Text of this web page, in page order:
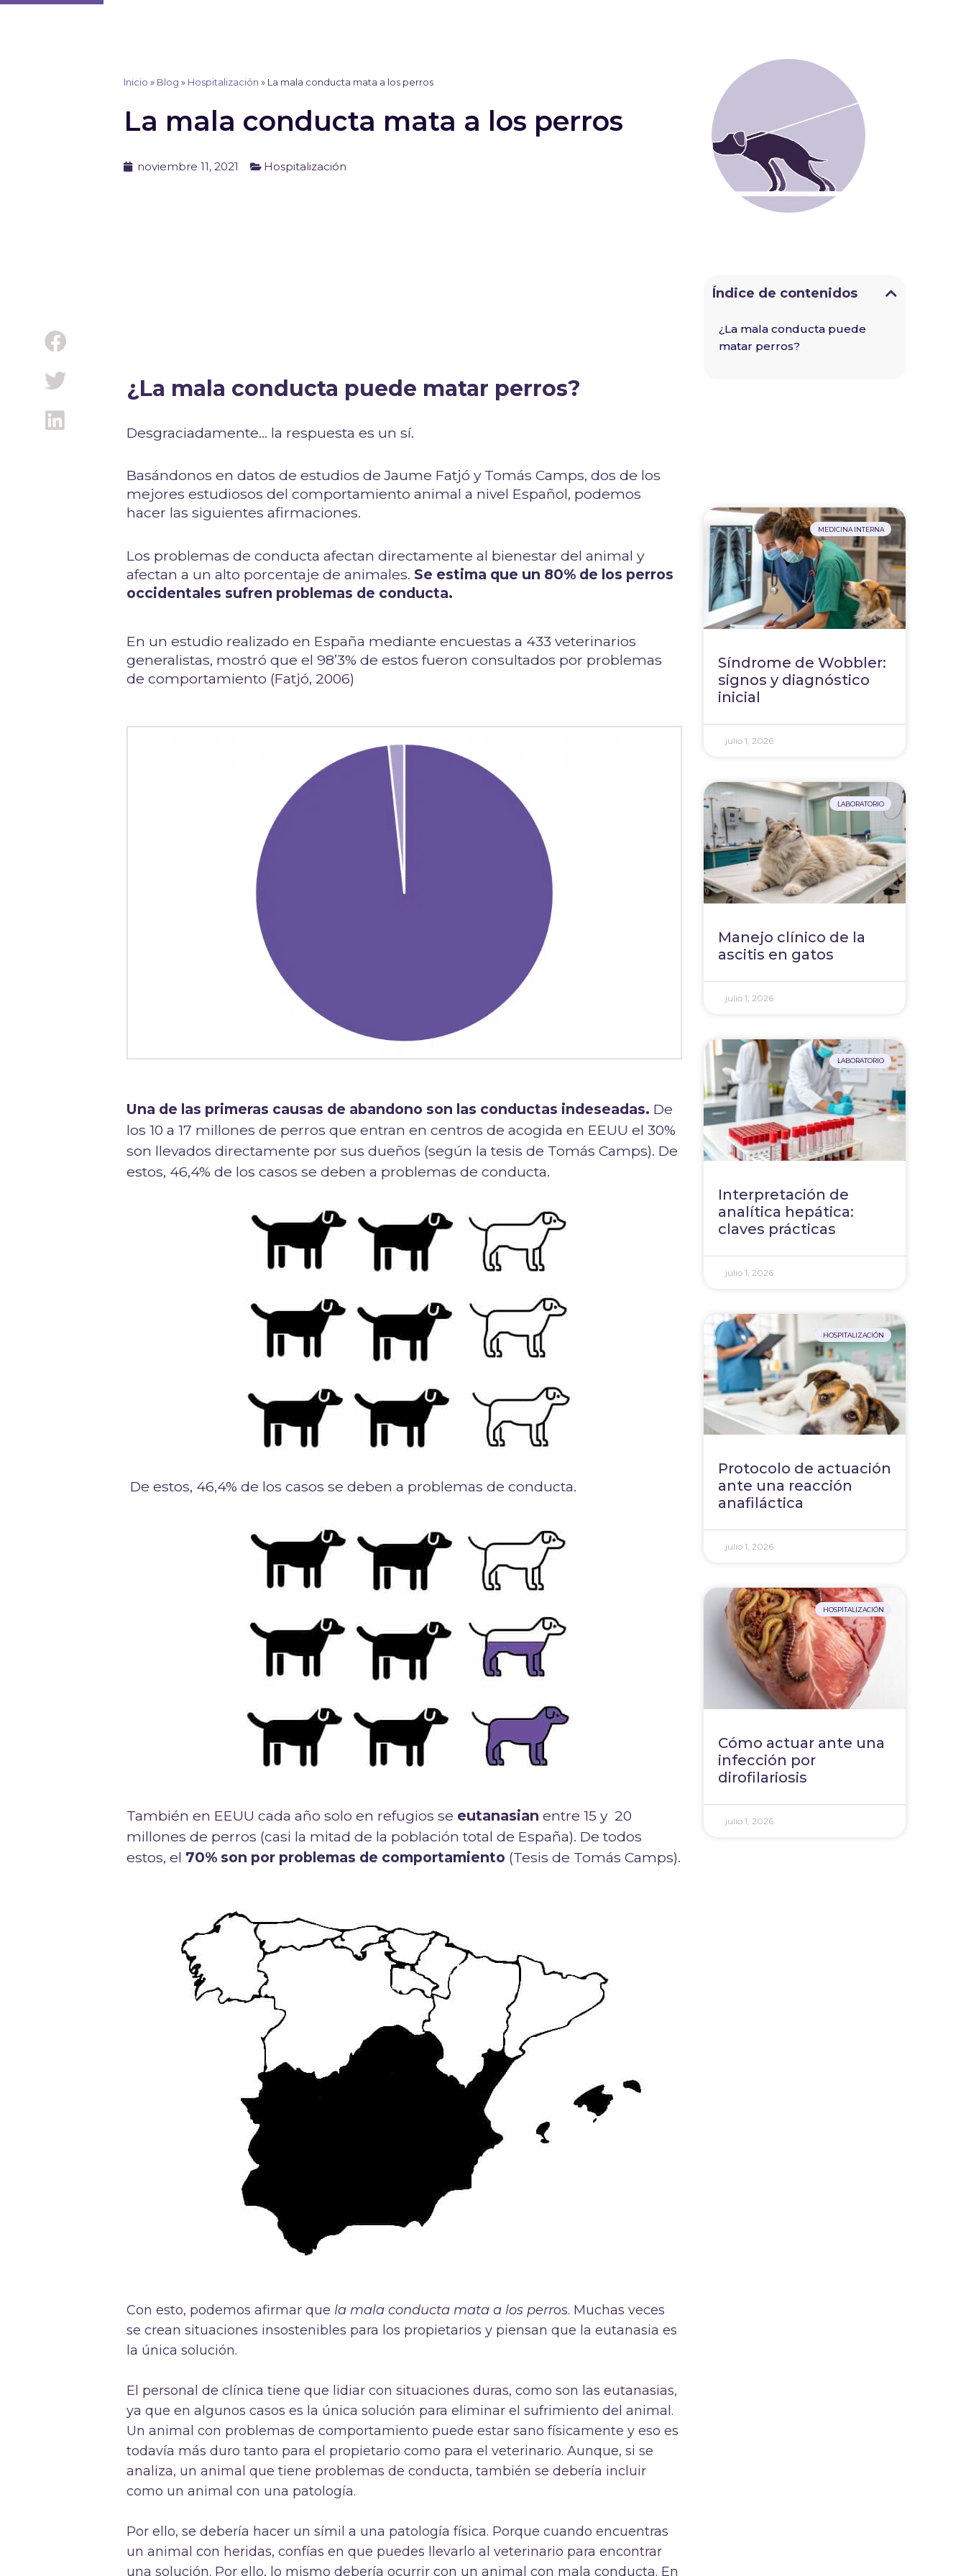
Ir
Inicio » Blog » Hospitalización » La mala conducta mata a los perros
La mala conducta mata a los perros
noviembre 11, 2021 Hospitalización
¿La mala conducta puede matar perros?
Desgraciadamente... la respuesta es un sí.
Basándonos en datos de estudios de Jaume Fatjó y Tomás Camps, dos de los
mejores estudiosos del comportamiento animal a nivel Español, podemos
hacer las siguientes afirmaciones.
Los problemas de conducta afectan directamente al bienestar del animal y
afectan a un alto porcentaje de animales. Se estima que un 80% de los perros
occidentales sufren problemas de conducta.
En un estudio realizado en España mediante encuestas a 433 veterinarios
generalistas, mostró que el 98’3% de estos fueron consultados por problemas
de comportamiento (Fatjó, 2006)
Una de las primeras causas de abandono son las conductas indeseadas. De
los 10 a 17 millones de perros que entran en centros de acogida en EEUU el 30%
son llevados directamente por sus dueños (según la tesis de Tomás Camps). De
estos, 46,4% de los casos se deben a problemas de conducta.
De estos, 46,4% de los casos se deben a problemas de conducta.
También en EEUU cada año solo en refugios se eutanasian entre 15 y 20
millones de perros (casi la mitad de la población total de España). De todos
estos, el 70% son por problemas de comportamiento (Tesis de Tomás Camps).
Con esto, podemos afirmar que la mala conducta mata a los perros. Muchas veces
se crean situaciones insostenibles para los propietarios y piensan que la eutanasia es
la única solución.
El personal de clínica tiene que lidiar con situaciones duras, como son las eutanasias,
ya que en algunos casos es la única solución para eliminar el sufrimiento del animal.
Un animal con problemas de comportamiento puede estar sano físicamente y eso es
todavía más duro tanto para el propietario como para el veterinario. Aunque, si se
analiza, un animal que tiene problemas de conducta, también se debería incluir
como un animal con una patología.
Por ello, se debería hacer un símil a una patología física. Porque cuando encuentras
un animal con heridas, confías en que puedes llevarlo al veterinario para encontrar
una solución. Por ello, lo mismo debería ocurrir con un animal con mala conducta. En
Índice de contenidos
¿La mala conducta puede
matar perros?
MEDICINA INTERNA
Síndrome de Wobbler:
signos y diagnóstico
inicial
julio 1, 2026
LABORATORIO
Manejo clínico de la
ascitis en gatos
julio 1, 2026
LABORATORIO
Interpretación de
analítica hepática:
claves prácticas
julio 1, 2026
HOSPITALIZACIÓN
Protocolo de actuación
ante una reacción
anafiláctica
julio 1, 2026
HOSPITALIZACIÓN
Cómo actuar ante una
infección por
dirofilariosis
julio 1, 2026